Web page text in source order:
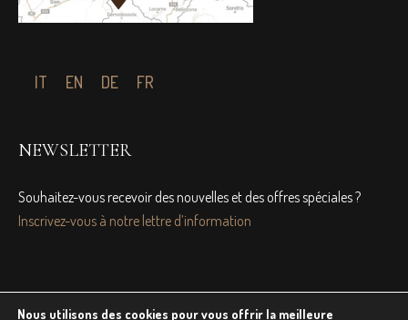
IT EN DE FR
NEWSLETTER
Souhaitez-vous recevoir des nouvelles et des offres spéciales ?
Inscrivez-vous à notre lettre d’information
Nous utilisons des cookies pour vous offrir la meilleure